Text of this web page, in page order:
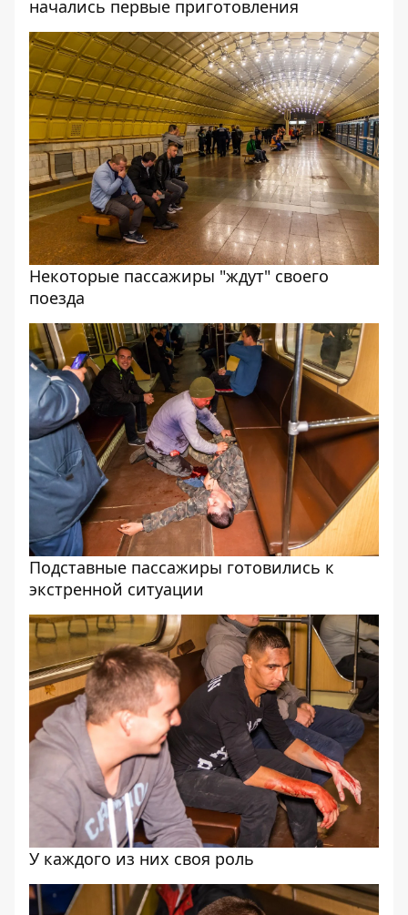
начались первые приготовления
Некоторые пассажиры "ждут" своего
поезда
Подставные пассажиры готовились к
экстренной ситуации
У каждого из них своя роль